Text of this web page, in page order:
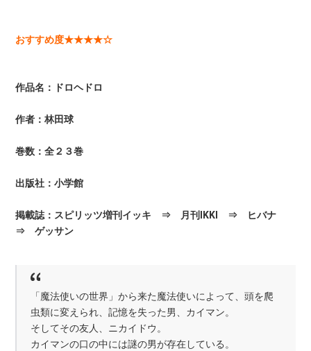
おすすめ度★★★★☆
作品名：ドロヘドロ
作者：林田球
巻数：全２３巻
出版社：小学館
掲載誌：スピリッツ増刊イッキ ⇒ 月刊IKKI ⇒ ヒバナ
⇒ ゲッサン
「魔法使いの世界」から来た魔法使いによって、頭を爬
虫類に変えられ、記憶を失った男、カイマン。
そしてその友人、ニカイドウ。
カイマンの口の中には謎の男が存在している。